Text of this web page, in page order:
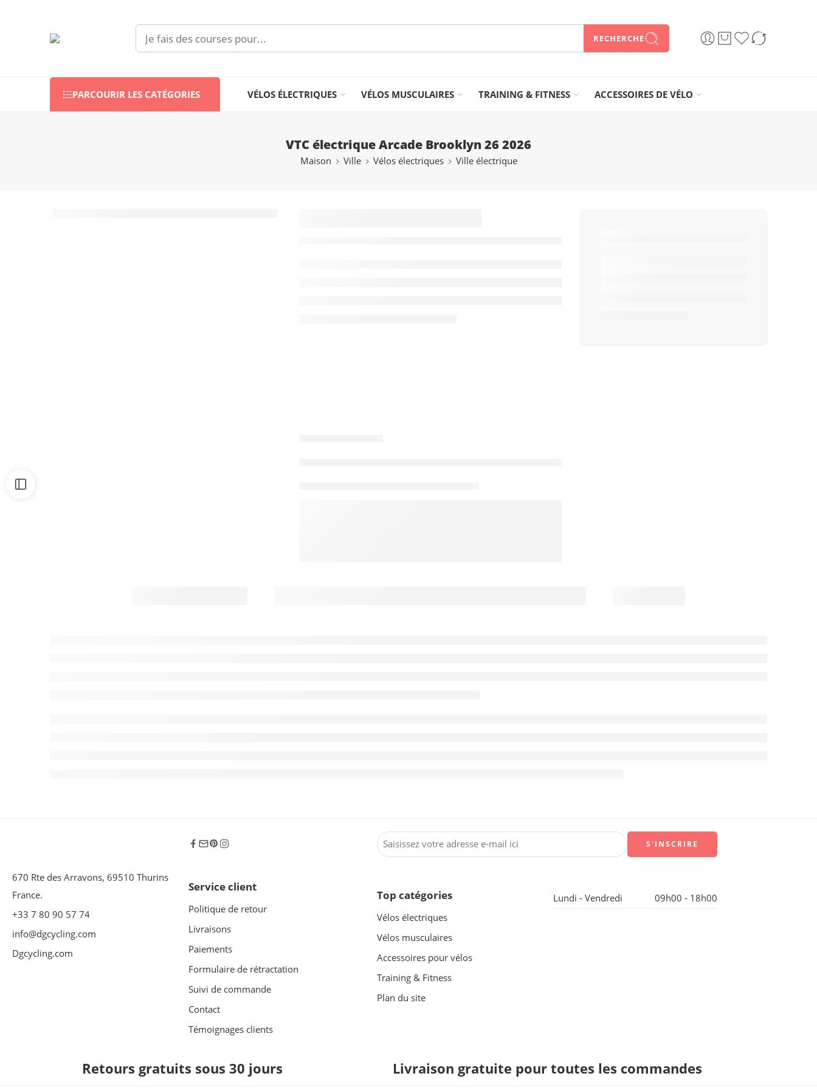
RECHERCHE
PARCOURIR LES CATÉGORIES VÉLOS ÉLECTRIQUES VÉLOS MUSCULAIRES TRAINING & FITNESS ACCESSOIRES DE VÉLO
VTC électrique Arcade Brooklyn 26 2026
Maison Ville Vélos électriques Ville électrique
670 Rte des Arravons, 69510 Thurins
France.
+33 7 80 90 57 74
info@dgcycling.com
Dgcycling.com
Service client
Politique de retour
Livraisons
Paiements
Formulaire de rétractation
Suivi de commande
Contact
Témoignages clients
Top catégories
Vélos électriques
Vélos musculaires
Accessoires pour vélos
Training & Fitness
Plan du site
Lundi - Vendredi 09h00 - 18h00
Retours gratuits sous 30 jours Livraison gratuite pour toutes les commandes